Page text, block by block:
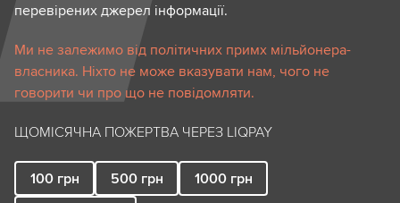
перевірених джерел інформації.
Ми не залежимо від політичних примх мільйонера-
власника. Ніхто не може вказувати нам, чого не
говорити чи про що не повідомляти.
ЩОМІСЯЧНА ПОЖЕРТВА ЧЕРЕЗ LIQPAY
100 грн 500 грн 1000 грн